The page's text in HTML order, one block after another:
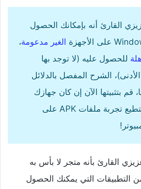
القارئ أنه بإمكانك الحصول
الغير مدعومة،
للحصول عليه (لا توجد بها
الشرح المفصل بالدلائل
قم بتثبيتها الآن إن كان جهازك
ضعيف لتستطيع تجربة ملفات APK على
القارئ بأنه متجر لا بأس به
التطبيقات التي يمكنك الحصول